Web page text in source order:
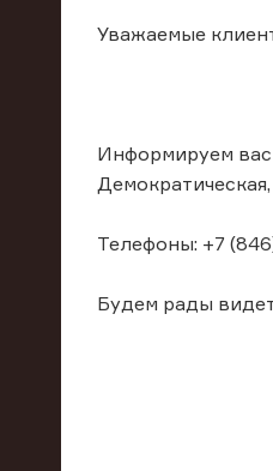
Уважаемые
Информируем вас
Телефоны: +7
Будем рады